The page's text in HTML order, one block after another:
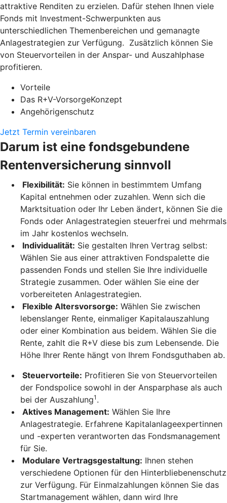
attraktive Renditen zu erzielen. Dafür stehen Ihnen viele
Fonds mit Investment-Schwerpunkten aus
unterschiedlichen Themenbereichen und gemanagte
Anlagestrategien zur Verfügung. Zusätzlich können Sie
von Steuervorteilen in der Anspar- und Auszahlphase
profitieren.
Vorteile
Das R+V-VorsorgeKonzept
Angehörigenschutz
Jetzt Termin vereinbaren
Darum ist eine fondsgebundene
Rentenversicherung sinnvoll
Flexibilität: Sie können in bestimmtem Umfang
Kapital entnehmen oder zuzahlen. Wenn sich die
Marktsituation oder Ihr Leben ändert, können Sie die
Fonds oder Anlagestrategien steuerfrei und mehrmals
im Jahr kostenlos wechseln.
Individualität: Sie gestalten Ihren Vertrag selbst:
Wählen Sie aus einer attraktiven Fondspalette die
passenden Fonds und stellen Sie Ihre individuelle
Strategie zusammen. Oder wählen Sie eine der
vorbereiteten Anlagestrategien.
Flexible Altersvorsorge: Wählen Sie zwischen
lebenslanger Rente, einmaliger Kapitalauszahlung
oder einer Kombination aus beidem. Wählen Sie die
Rente, zahlt die R+V diese bis zum Lebensende. Die
Höhe Ihrer Rente hängt von Ihrem Fondsguthaben ab.
Steuervorteile: Profitieren Sie von Steuervorteilen
der Fondspolice sowohl in der Ansparphase als auch
bei der Auszahlung1 .
Aktives Management: Wählen Sie Ihre
Anlagestrategie. Erfahrene Kapitalanlageexpertinnen
und -experten verantworten das Fondsmanagement
für Sie.
Modulare Vertragsgestaltung: Ihnen stehen
verschiedene Optionen für den Hinterbliebenenschutz
zur Verfügung. Für Einmalzahlungen können Sie das
Startmanagement wählen, dann wird Ihre